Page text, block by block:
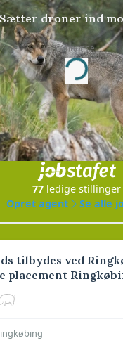
droner ind
Annonce
Loading...
Jobs
i samarbejde med
77 ledige stillinger
Opret agent
Se alle
tilbydes ved
placement